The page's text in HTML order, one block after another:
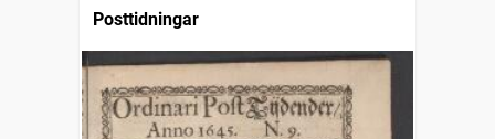
Posttidningar